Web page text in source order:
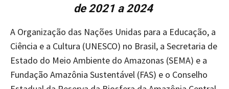
de 2021 a 2024
A Organização das Nações Unidas para a Educação, a
Ciência e a Cultura (UNESCO) no Brasil, a Secretaria de
Estado do Meio Ambiente do Amazonas (SEMA) e a
Fundação Amazônia Sustentável (FAS) e o Conselho